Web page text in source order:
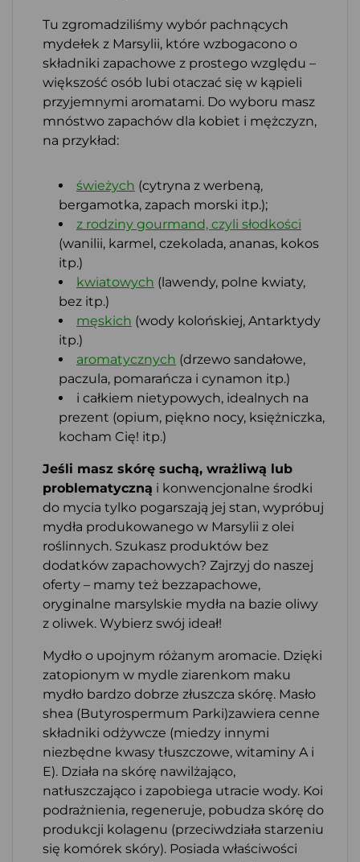
Tu zgromadziliśmy wybór pachnących
mydełek z Marsylii, które wzbogacono o
składniki zapachowe z prostego względu –
większość osób lubi otaczać się w kąpieli
przyjemnymi aromatami. Do wyboru masz
mnóstwo zapachów dla kobiet i mężczyzn,
na przykład:
świeżych (cytryna z werbeną,
bergamotka, zapach morski itp.);
z rodziny gourmand, czyli słodkości
(wanilii, karmel, czekolada, ananas, kokos
itp.)
kwiatowych (lawendy, polne kwiaty,
bez itp.)
męskich (wody kolońskiej, Antarktydy
itp.)
aromatycznych (drzewo sandałowe,
paczula, pomarańcza i cynamon itp.)
i całkiem nietypowych, idealnych na
prezent (opium, piękno nocy, księżniczka,
kocham Cię! itp.)
Jeśli masz skórę suchą, wrażliwą lub
problematyczną i konwencjonalne środki
do mycia tylko pogarszają jej stan, wypróbuj
mydła produkowanego w Marsylii z olei
roślinnych. Szukasz produktów bez
dodatków zapachowych? Zajrzyj do naszej
oferty – mamy też bezzapachowe,
oryginalne marsylskie mydła na bazie oliwy
z oliwek. Wybierz swój ideał!
Mydło o upojnym różanym aromacie. Dzięki
zatopionym w mydle ziarenkom maku
mydło bardzo dobrze złuszcza skórę. Masło
shea (Butyrospermum Parki)zawiera cenne
składniki odżywcze (miedzy innymi
niezbędne kwasy tłuszczowe, witaminy A i
E). Działa na skórę nawilżająco,
natłuszczająco i zapobiega utracie wody. Koi
podrażnienia, regeneruje, pobudza skórę do
produkcji kolagenu (przeciwdziała starzeniu
się komórek skóry). Posiada właściwości